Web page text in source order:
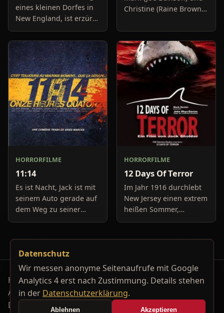
eines kleinen Dorfes in
New England, ist erzürnt
über die
Machenschaften eines
gewissen Curwen, der in
einem mächtigen
Schloss lebt u
Christine (Raine Brown)
auf belanglose
Boulevard-Meldungen
und befassen sich
neuerdings mit Se
HORRORFILME
11:14
Es ist Nacht, Jack ist mit
seinem Auto gerade auf
dem Weg zu seiner
Freundin, um diese
Auto springt auf 11:14h,
genau in dem Moment
fäll
HORRORFILME
12 Days Of Terror
Im Jahr 1916 durchlebt
New Jersey einen extrem
heißen Sommer,
während in Europa der
Bewohner eines kleinen
unter der
Horrorfilm-Reviews, Serienkiller-Profile und Genre-
Archiv.
Datenschutzerklärung
Kontakt
Datenschutz
Wir messen anonyme Seitenaufrufe mit Google
Analytics 4 erst nach Zustimmung. Details stehen
in der Datenschutzerklärung.
Ablehnen Akzeptieren